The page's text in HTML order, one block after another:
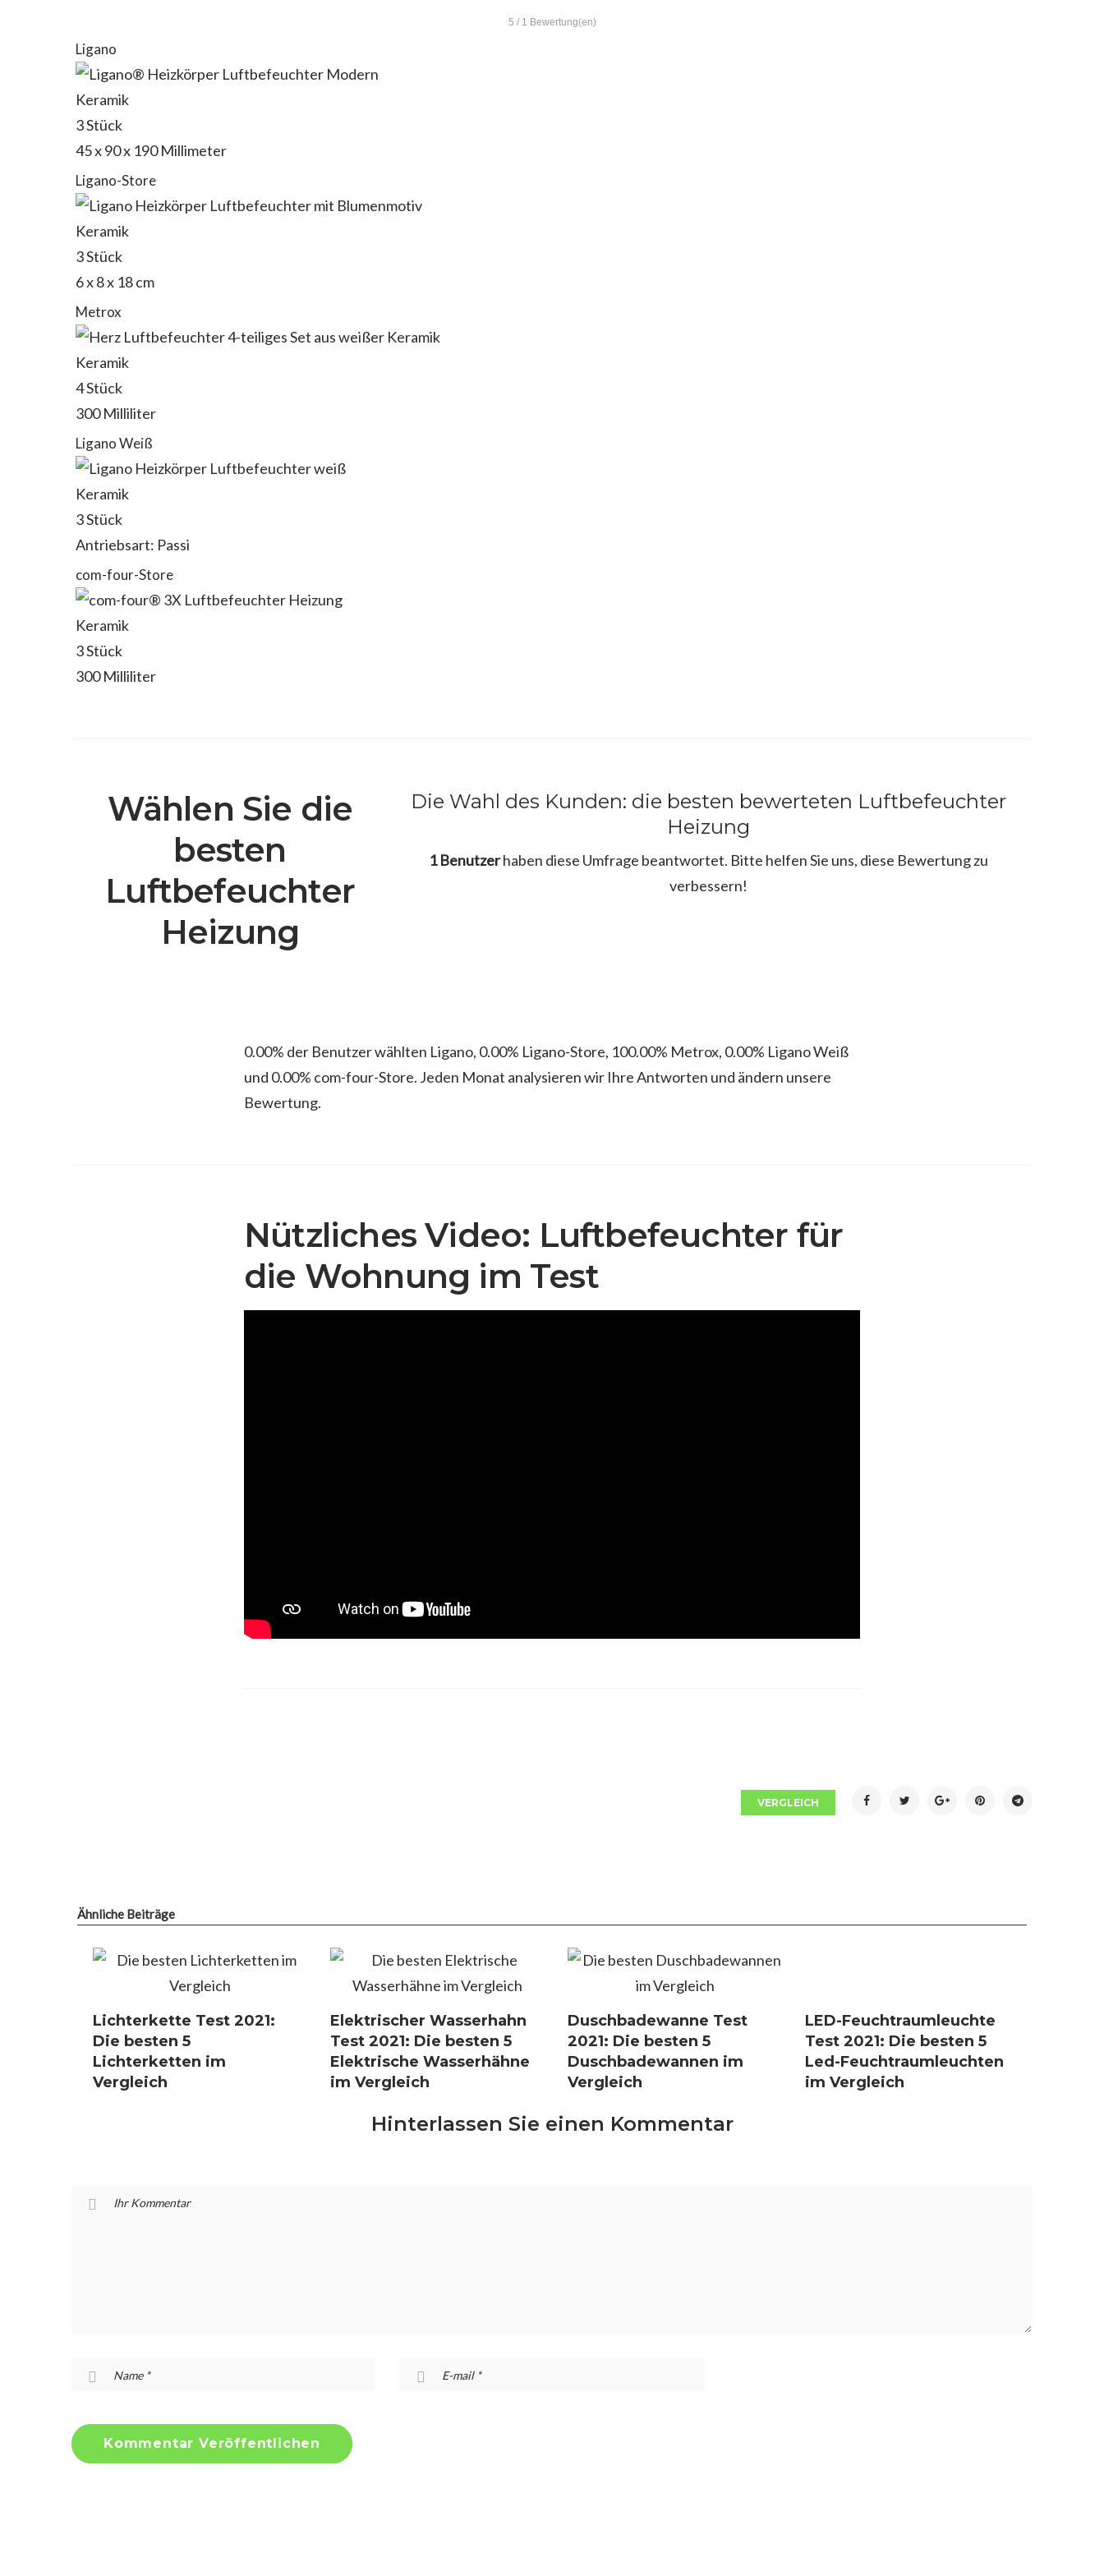
5 / 1 Bewertung(en)
Ligano
Keramik
3 Stück
45 x 90 x 190 Millimeter
Ligano-Store
Keramik
3 Stück
6 x 8 x 18 cm
Metrox
Keramik
4 Stück
300 Milliliter
Ligano Weiß
Keramik
3 Stück
Antriebsart: Passi
com-four-Store
Keramik
3 Stück
300 Milliliter
Wählen Sie die
besten
Luftbefeuchter
Heizung
Die Wahl des Kunden: die besten bewerteten Luftbefeuchter
Heizung
1 Benutzerhaben diese Umfrage beantwortet. Bitte helfen Sie uns, diese Bewertung zu
verbessern!
0.00% der Benutzer wählten Ligano, 0.00% Ligano-Store, 100.00% Metrox, 0.00% Ligano Weiß
und 0.00% com-four-Store. Jeden Monat analysieren wir Ihre Antworten und ändern unsere
Bewertung.
Nützliches Video: Luftbefeuchter für
die Wohnung im Test
VERGLEICH FacebookTwitterGoogle+PinterestTelegram
Ähnliche Beiträge
Lichterkette Test 2021:
Die besten 5
Lichterketten im
Vergleich
Elektrischer Wasserhahn
Test 2021: Die besten 5
Elektrische Wasserhähne
im Vergleich
Duschbadewanne Test
2021: Die besten 5
Duschbadewannen im
Vergleich
LED-Feuchtraumleuchte
Test 2021: Die besten 5
Led-Feuchtraumleuchten
im Vergleich
Hinterlassen Sie einen Kommentar